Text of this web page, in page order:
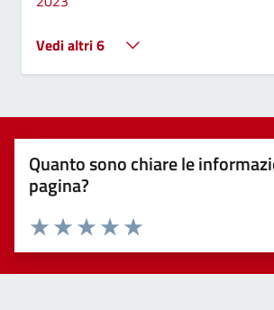
Vedi altri 6
Quanto sono chiare le
pagina?
Valuta 5 stelle su 5
Valuta 4 stelle su 5
Valuta 3 stelle su 5
Valuta 2 stelle su 5
Valuta 1 stelle su 5